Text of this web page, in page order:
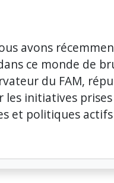
avons
ce monde de
du FAM,
les initiatives
et politiques